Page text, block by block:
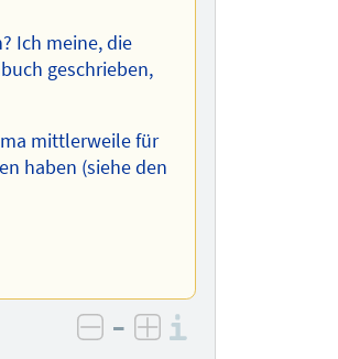
Ich meine, die
geschrieben,
mittlerweile für
haben (siehe den
negativ bewerten
– positiv bewerten